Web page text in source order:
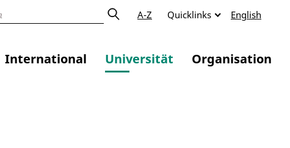
A-Z Quicklinks English
International Universität Organisation